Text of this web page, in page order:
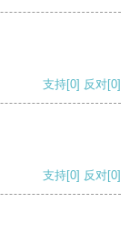
支持[0] 反对[0]
支持[0] 反对[0]